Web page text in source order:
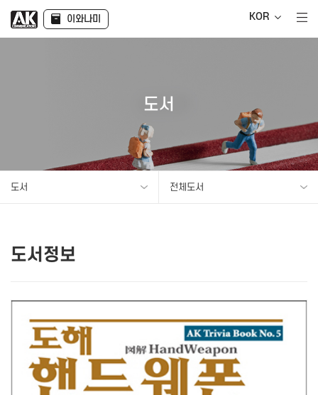
이와나미 KOR
도서
도서 전체도서
도서정보